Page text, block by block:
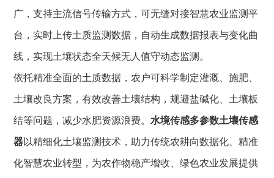
广，支持主流信号传输方式，可无缝对接智慧农业监测平
台，实时上传土质监测数据，自动生成数据报表与变化曲
线，实现土壤状态全天候无人值守动态监测。
依托精准全面的土质数据，农户可科学制定灌溉、施肥、
土壤改良方案，有效改善土壤结构，规避盐碱化、土壤板
结等问题，减少水肥资源浪费。 水境传感多参数土壤传感
器以精细化土壤监测技术，助力传统农耕向数据化、精准
化智慧农业转型，为农作物稳产增收、绿色农业发展提供